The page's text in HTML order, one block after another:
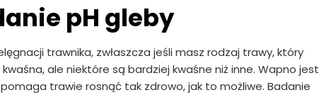
pH gleby
trawnika, zwłaszcza jeśli masz rodzaj trawy, który
ale niektóre są bardziej kwaśne niż inne. Wapno jest
trawie rosnąć tak zdrowo, jak to możliwe. Badanie